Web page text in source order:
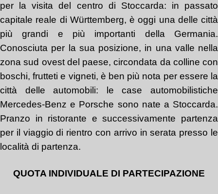
per la visita del centro di Stoccarda: in passato
capitale reale di Württemberg, è oggi una delle città
più grandi e più importanti della Germania.
Conosciuta per la sua posizione, in una valle nella
zona sud ovest del paese, circondata da colline con
boschi, frutteti e vigneti, è ben più nota per essere la
città delle automobili: le case automobilistiche
Mercedes-Benz e Porsche sono nate a Stoccarda.
Pranzo in ristorante e successivamente partenza
per il viaggio di rientro con arrivo in serata presso le
località di partenza.
QUOTA INDIVIDUALE DI PARTECIPAZIONE